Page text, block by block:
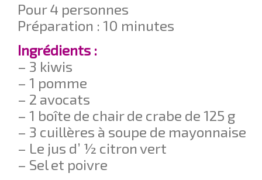
Pour 4 personnes
Préparation : 10 minutes
Ingrédients :
– 3 kiwis
– 1 pomme
– 2 avocats
– 1 boîte de chair de crabe de 125 g
– 3 cuillères à soupe de mayonnaise
– Le jus d’ ½ citron vert
– Sel et poivre